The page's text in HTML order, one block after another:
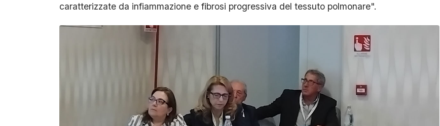
caratterizzate da infiammazione e fibrosi progressiva del tessuto polmonare".